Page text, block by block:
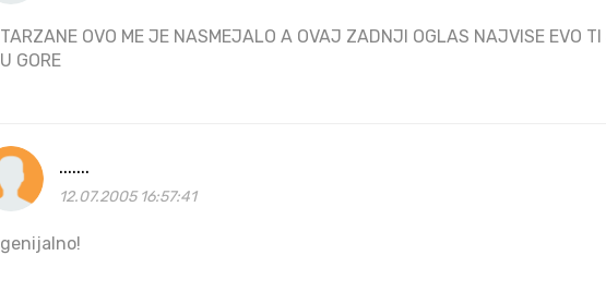
TARZANE OVO ME JE NASMEJALO A OVAJ ZADNJI OGLAS NAJVISE EVO
U GORE
.......
12.07.2005 16:57:41
genijalno!